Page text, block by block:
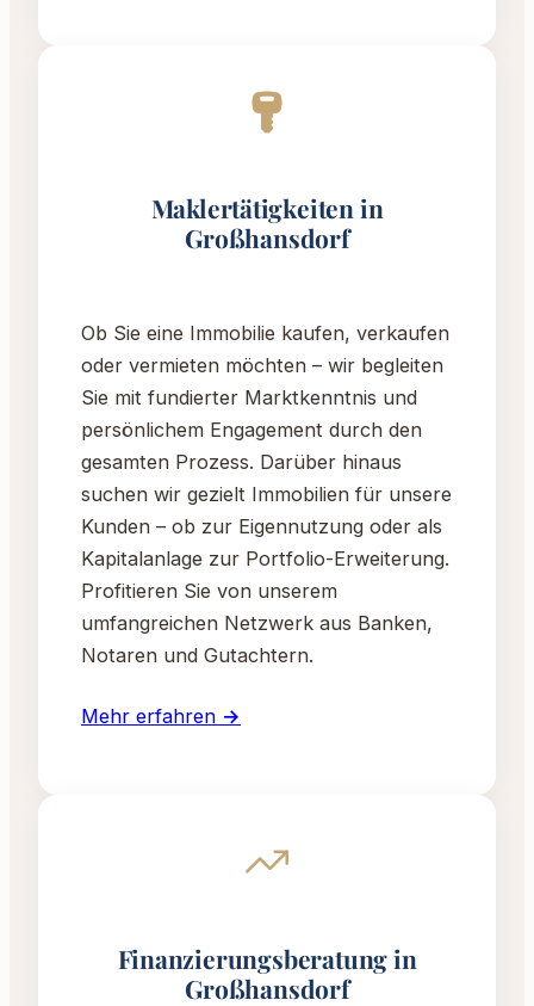
Maklertätigkeiten in
Großhansdorf
Ob Sie eine Immobilie kaufen, verkaufen
oder vermieten möchten – wir begleiten
Sie mit fundierter Marktkenntnis und
persönlichem Engagement durch den
gesamten Prozess. Darüber hinaus
suchen wir gezielt Immobilien für unsere
Kunden – ob zur Eigennutzung oder als
Kapitalanlage zur Portfolio-Erweiterung.
Profitieren Sie von unserem
umfangreichen Netzwerk aus Banken,
Notaren und Gutachtern.
Mehr erfahren →
Finanzierungsberatung in
Großhansdorf